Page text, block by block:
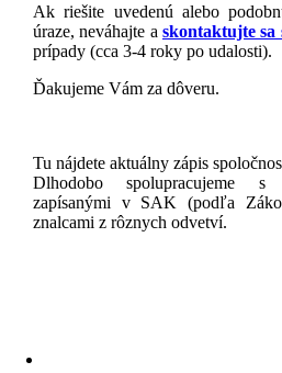
Ak riešite uvedenú alebo
úraze, neváhajte a skontaktujte sa
prípady (cca 3-4 roky po udalosti).
Ďakujeme Vám za dôveru.
Tu nájdete aktuálny zápis
Dlhodobo spolupracujeme s
zapísanými v SAK (podľa
znalcami z rôznych odvetví.